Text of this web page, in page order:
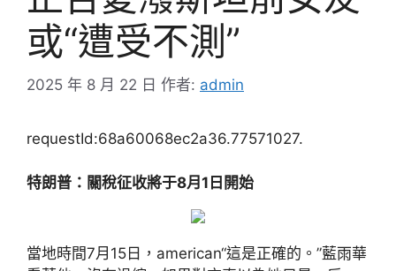
或“遭受不測”
2025 年 8 月 22 日 作者: admin
requestId:68a60068ec2a36.77571027.
特朗普：關稅征收將于8月1日開始
當地時間7月15日，american“這是正確的。”藍雨華